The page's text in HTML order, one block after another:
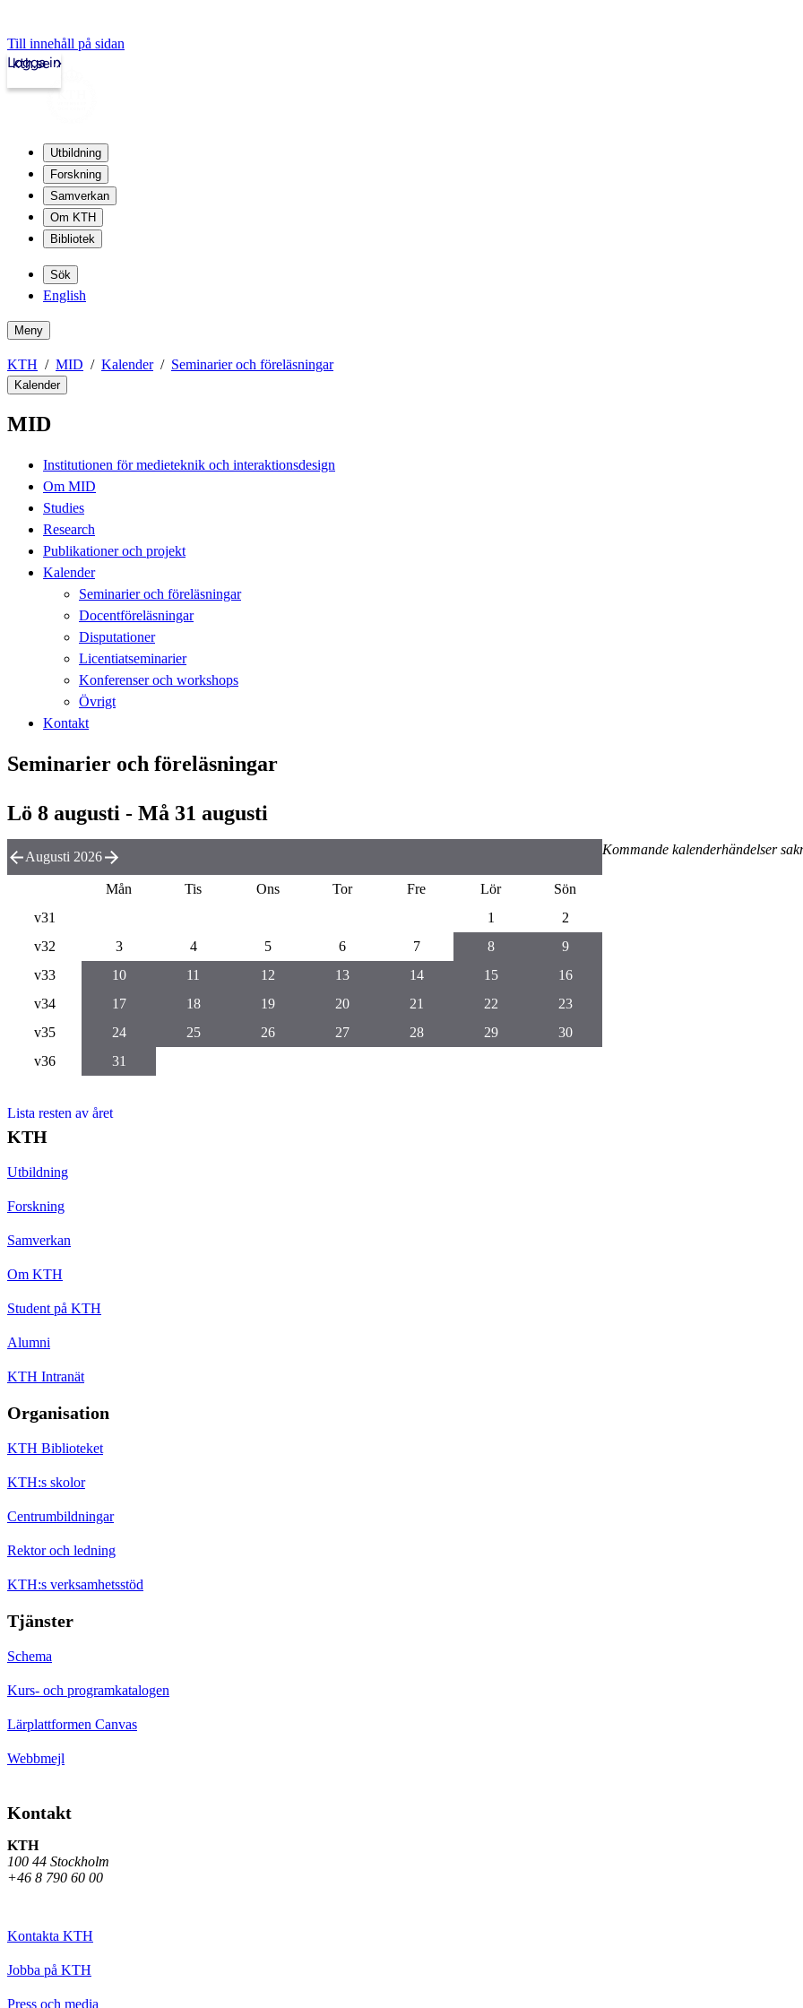
Till innehåll på sidan
kth.se
Logga in
Utbildning
Forskning
Samverkan
Om KTH
Bibliotek
Sök
English
Meny
KTH MID Kalender Seminarier och föreläsningar
Kalender
MID
Institutionen för medieteknik och interaktionsdesign
Om MID
Studies
Research
Publikationer och projekt
Kalender
Seminarier och föreläsningar
Docentföreläsningar
Disputationer
Licentiatseminarier
Konferenser och workshops
Övrigt
Kontakt
Seminarier och föreläsningar
Lö 8 augusti - Må 31 augusti
Kommande kalenderhändelser
Augusti 2026
Mån Tis Ons Tor Fre Lör
Sön
v31
1
2
v32
3 4 5 6 7 8
9
v33
10 11 12 13 14 15
16
v34
17 18 19 20 21 22
23
v35
24 25 26 27 28 29
30
v36
31
Lista resten av året
KTH
Utbildning
Forskning
Samverkan
Om KTH
Student på KTH
Alumni
KTH Intranät
Organisation
KTH Biblioteket
KTH:s skolor
Centrumbildningar
Rektor och ledning
KTH:s verksamhetsstöd
Tjänster
Schema
Kurs- och programkatalogen
Lärplattformen Canvas
Webbmejl
Kontakt
KTH
100 44 Stockholm
+46 8 790 60 00
Kontakta KTH
Jobba på KTH
Press och media